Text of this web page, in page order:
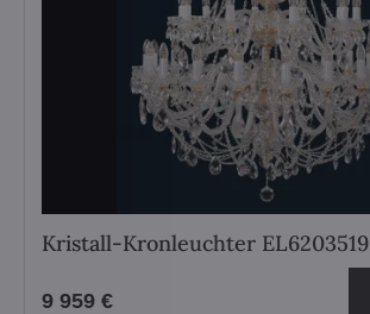
Kristall-Kronleuchter EL6203519
9 959 €